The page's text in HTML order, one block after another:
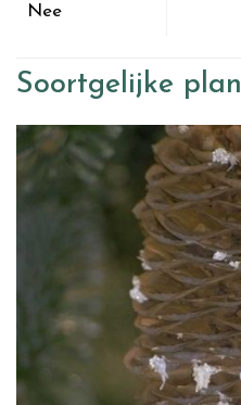
Nee
Soortgelijke